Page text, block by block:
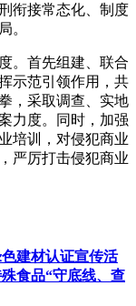
衔接常态化、制度
。
。首先组建、联合
示范引领作用，共
，采取调查、实地
力度。同时，加强
培训，对侵犯商业
严厉打击侵犯商业
建材认证宣传活
食品“守底线、查